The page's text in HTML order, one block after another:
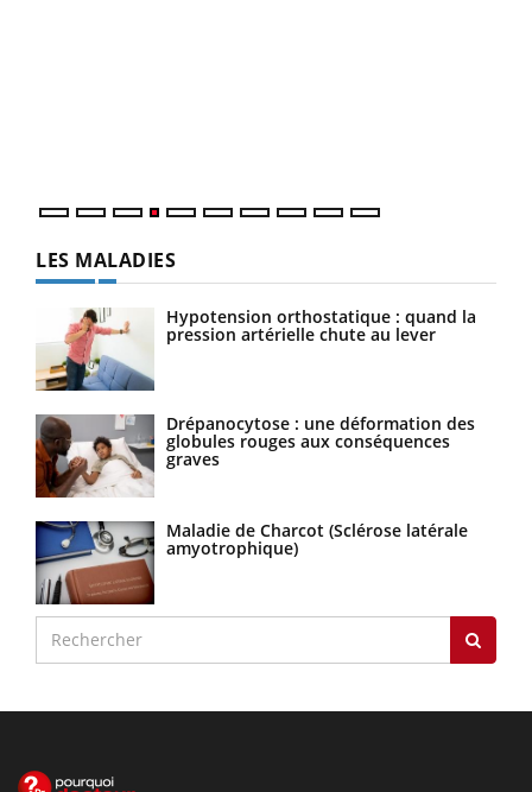
LES MALADIES
Hypotension orthostatique : quand la
pression artérielle chute au lever
Drépanocytose : une déformation des
globules rouges aux conséquences
graves
Maladie de Charcot (Sclérose latérale
amyotrophique)